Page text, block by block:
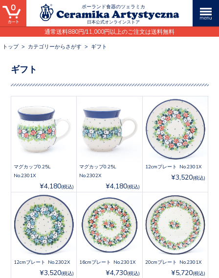
ポーランド食器のツェラミカ
日本公式オンラインストア
通常送料880円/11,000円以上のご注文は送料無料
0
トップ> カテゴリーからさがす > ギフト
ギフト
マグカップ0.25L
No.2301X
¥4,180(税込)
マグカップ0.25L
No.2302X
¥4,180(税込)
12cmプレート No.2301X
¥3,520(税込)
12cmプレート No.2302X
¥3,520(税込)
16cmプレート No.2301X
¥4,730(税込)
20cmプレート No.2301X
¥5,720(税込)